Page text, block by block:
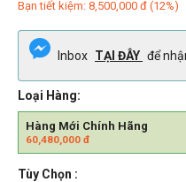
Bạn tiết kiệm: 8,500,000 đ (12%)
Inbox TẠI ĐÂY để
Loại Hàng:
Hàng Mới Chính Hãng
60,480,000 đ
Tùy Chọn :